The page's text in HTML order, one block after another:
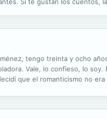
tengo treinta y ocho
Vale, lo confieso, lo
que el romanticismo no